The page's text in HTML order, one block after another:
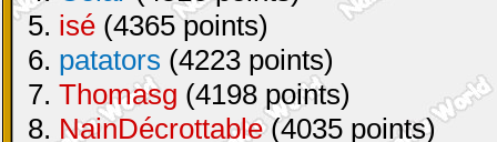
5. isé (4365 points)
6. patators (4223 points)
7. Thomasg (4198 points)
8. NainDécrottable(4035 points)